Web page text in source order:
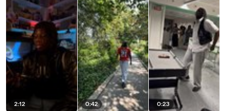
2:12 0:42 0:23